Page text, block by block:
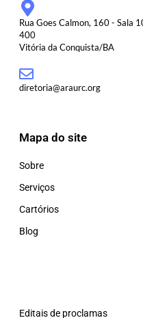
Rua Goes Calmon, 160 - Sala
400
Vitória da Conquista/BA
diretoria@araurc.org
Mapa do site
Sobre
Serviços
Cartórios
Blog
Editais de proclamas